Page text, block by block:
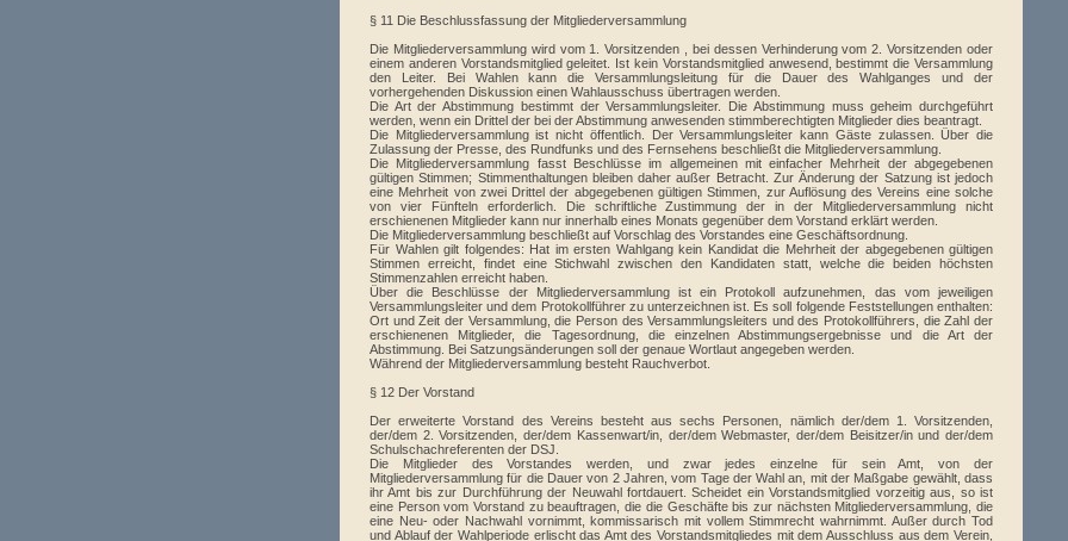
§ 11 Die Beschlussfassung der Mitgliederversammlung
Die Mitgliederversammlung wird vom 1. Vorsitzenden , bei dessen Verhinderung vom 2. Vorsitzenden oder
einem anderen Vorstandsmitglied geleitet. Ist kein Vorstandsmitglied anwesend, bestimmt die Versammlung
den Leiter. Bei Wahlen kann die Versammlungsleitung für die Dauer des Wahlganges und der
vorhergehenden Diskussion einen Wahlausschuss übertragen werden.
Die Art der Abstimmung bestimmt der Versammlungsleiter. Die Abstimmung muss geheim durchgeführt
werden, wenn ein Drittel der bei der Abstimmung anwesenden stimmberechtigten Mitglieder dies beantragt.
Die Mitgliederversammlung ist nicht öffentlich. Der Versammlungsleiter kann Gäste zulassen. Über die
Zulassung der Presse, des Rundfunks und des Fernsehens beschließt die Mitgliederversammlung.
Die Mitgliederversammlung fasst Beschlüsse im allgemeinen mit einfacher Mehrheit der abgegebenen
gültigen Stimmen; Stimmenthaltungen bleiben daher außer Betracht. Zur Änderung der Satzung ist jedoch
eine Mehrheit von zwei Drittel der abgegebenen gültigen Stimmen, zur Auflösung des Vereins eine solche
von vier Fünfteln erforderlich. Die schriftliche Zustimmung der in der Mitgliederversammlung nicht
erschienenen Mitglieder kann nur innerhalb eines Monats gegenüber dem Vorstand erklärt werden.
Die Mitgliederversammlung beschließt auf Vorschlag des Vorstandes eine Geschäftsordnung.
Für Wahlen gilt folgendes: Hat im ersten Wahlgang kein Kandidat die Mehrheit der abgegebenen gültigen
Stimmen erreicht, findet eine Stichwahl zwischen den Kandidaten statt, welche die beiden höchsten
Stimmenzahlen erreicht haben.
Über die Beschlüsse der Mitgliederversammlung ist ein Protokoll aufzunehmen, das vom jeweiligen
Versammlungsleiter und dem Protokollführer zu unterzeichnen ist. Es soll folgende Feststellungen enthalten:
Ort und Zeit der Versammlung, die Person des Versammlungsleiters und des Protokollführers, die Zahl der
erschienenen Mitglieder, die Tagesordnung, die einzelnen Abstimmungsergebnisse und die Art der
Abstimmung. Bei Satzungsänderungen soll der genaue Wortlaut angegeben werden.
Während der Mitgliederversammlung besteht Rauchverbot.
§ 12 Der Vorstand
Der erweiterte Vorstand des Vereins besteht aus sechs Personen, nämlich der/dem 1. Vorsitzenden,
der/dem 2. Vorsitzenden, der/dem Kassenwart/in, der/dem Webmaster, der/dem Beisitzer/in und der/dem
Schulschachreferenten der DSJ.
Die Mitglieder des Vorstandes werden, und zwar jedes einzelne für sein Amt, von der
Mitgliederversammlung für die Dauer von 2 Jahren, vom Tage der Wahl an, mit der Maßgabe gewählt, dass
ihr Amt bis zur Durchführung der Neuwahl fortdauert. Scheidet ein Vorstandsmitglied vorzeitig aus, so ist
eine Person vom Vorstand zu beauftragen, die die Geschäfte bis zur nächsten Mitgliederversammlung, die
eine Neu- oder Nachwahl vornimmt, kommissarisch mit vollem Stimmrecht wahrnimmt. Außer durch Tod
und Ablauf der Wahlperiode erlischt das Amt des Vorstandsmitgliedes mit dem Ausschluss aus dem Verein,